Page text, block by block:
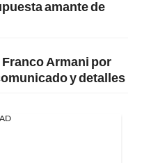
amante de
Armani por
y detalles